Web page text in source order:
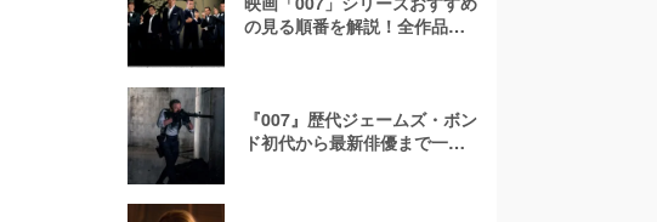
の見る順番を解説！全作品の
『007』歴代ジェームズ・ボン
ド初代から最新俳優まで一覧